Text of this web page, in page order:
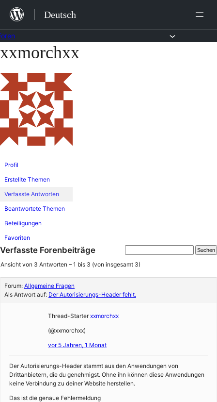
Zum
Inhalt
springen
Deutsch
Zum
springen
xxmorchxx
Profil
Erstellte Themen
Verfasste Antworten
Beantwortete Themen
Beteiligungen
Favoriten
Verfasste Forenbeiträge
Ansicht von 3 Antworten – 1 bis 3 (von insgesamt 3)
Forum: Allgemeine Fragen
Als Antwort auf: Der Autorisierungs-Header fehlt.
Thread-Starter xxmorchxx
(@xxmorchxx)
vor 5 Jahren, 1 Monat
Der Autorisierungs-Header stammt aus den Anwendungen von
Drittanbietern, die du genehmigst. Ohne ihn können diese Anwendungen
keine Verbindung zu deiner Website herstellen.
Das ist die genaue Fehlermeldung